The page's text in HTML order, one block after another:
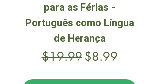
para as Férias -
Português como Língua
de Herança
Regular Price
$19.99 Sale Price
$8.99